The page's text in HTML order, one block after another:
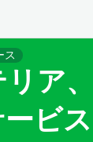
ス
ア
ービス